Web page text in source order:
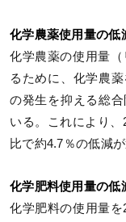
化学農薬使用量の低
化学農薬の使用量
るために、化学農
の発生を抑える総
いる。これにより
比で約4.7％の低減が
化学肥料使用量の低
化学肥料の使用量